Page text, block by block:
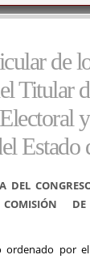
de
Titular
Estado
DEL
ordenado por